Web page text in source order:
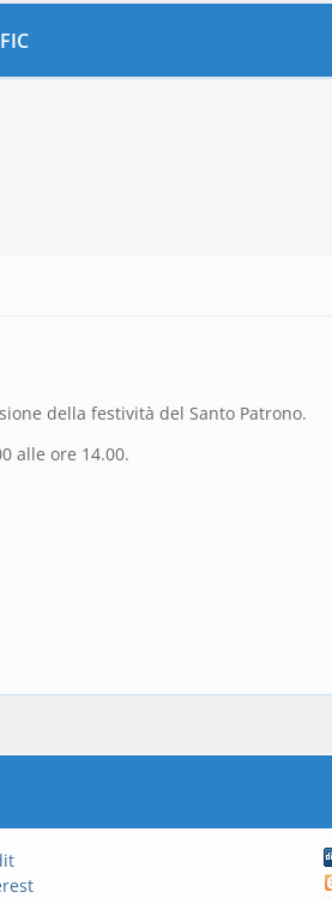
della festività del Santo Patrono.
alle ore 14.00.